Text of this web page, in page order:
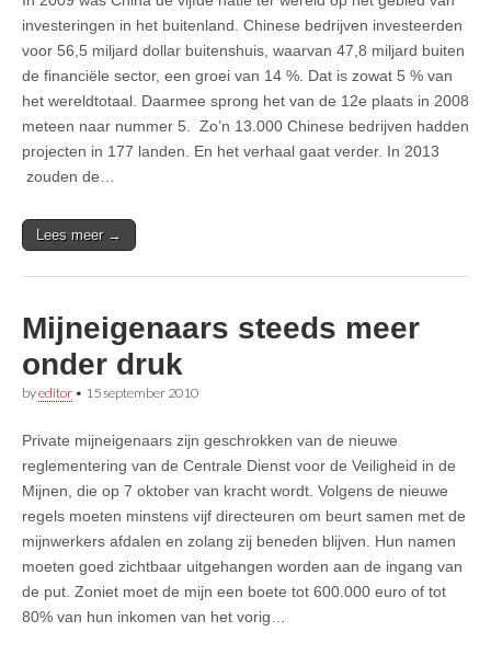
investeringen in het buitenland. Chinese bedrijven investeerden
voor 56,5 miljard dollar buitenshuis, waarvan 47,8 miljard buiten
de financiële sector, een groei van 14 %. Dat is zowat 5 % van
het wereldtotaal. Daarmee sprong het van de 12e plaats in 2008
meteen naar nummer 5. Zo’n 13.000 Chinese bedrijven hadden
projecten in 177 landen. En het verhaal gaat verder. In 2013
zouden de…
Lees meer →
Mijneigenaars steeds meer
onder druk
byeditor • 15 september 2010
Private mijneigenaars zijn geschrokken van de nieuwe
reglementering van de Centrale Dienst voor de Veiligheid in de
Mijnen, die op 7 oktober van kracht wordt. Volgens de nieuwe
regels moeten minstens vijf directeuren om beurt samen met de
mijnwerkers afdalen en zolang zij beneden blijven. Hun namen
moeten goed zichtbaar uitgehangen worden aan de ingang van
de put. Zoniet moet de mijn een boete tot 600.000 euro of tot
80% van hun inkomen van het vorig…